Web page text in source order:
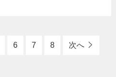
6 7 8 次へ